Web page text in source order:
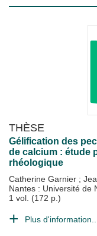
THÈSE
Gélification des
de calcium : étude
rhéologique
Catherine Garnier ;
Nantes : Université de
1 vol. (172 p.)
Plus d'information...